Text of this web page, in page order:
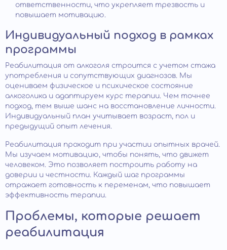
ответственности, что укрепляет трезвость и
повышает мотивацию.
Индивидуальный подход в рамках
программы
Реабилитация от алкоголя строится с учетом стажа
употребления и сопутствующих диагнозов. Мы
оцениваем физическое и психическое состояние
алкоголика и адаптируем курс терапии. Чем точнее
подход, тем выше шанс на восстановление личности.
Индивидуальный план учитывает возраст, пол и
предыдущий опыт лечения.
Реабилитация проходит при участии опытных врачей.
Мы изучаем мотивацию, чтобы понять, что движет
человеком. Это позволяет построить работу на
доверии и честности. Каждый шаг программы
отражает готовность к переменам, что повышает
эффективность терапии.
Проблемы, которые решает
реабилитация